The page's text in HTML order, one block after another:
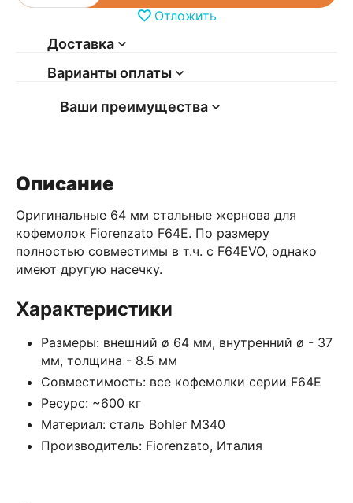
Отложить
Доставка
Варианты оплаты
Ваши преимущества
Описание
Оригинальные 64 мм стальные жернова для
кофемолок Fiorenzato F64E. По размеру
полностью совместимы в т.ч. с F64EVO, однако
имеют другую насечку.
Характеристики
Размеры: внешний ø 64 мм, внутренний ø - 37
мм, толщина - 8.5 мм
Совместимость: все кофемолки серии F64E
Ресурс: ~600 кг
Материал: сталь Bohler М340
Производитель: Fiorenzato, Италия